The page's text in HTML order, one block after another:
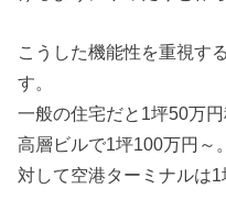
こうした機能性を重視す
す。
一般の住宅だと1坪50万円
高層ビルで1坪100万円～。
対して空港ターミナルは1